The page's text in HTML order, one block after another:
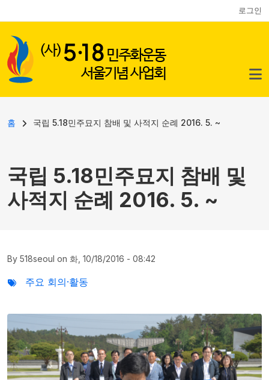
로그인
이동 경로
홈 국립 5.18민주묘지 참배 및 사적지 순례 2016. 5. ~
국립 5.18민주묘지 참배 및
사적지 순례 2016. 5. ~
By 518seoul on 화, 10/18/2016 - 08:42
주요 회의·활동